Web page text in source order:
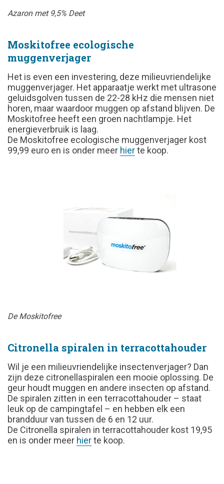
Azaron met 9,5% Deet
Moskitofree ecologische
muggenverjager
Het is even een investering, deze milieuvriendelijke
muggenverjager. Het apparaatje werkt met ultrasone
geluidsgolven tussen de 22-28 kHz die mensen niet
horen, maar waardoor muggen op afstand blijven. De
Moskitofree heeft een groen nachtlampje. Het
energieverbruik is laag.
De Moskitofree ecologische muggenverjager kost
99,99 euro en is onder meer hierte koop.
De Moskitofree
Citronella spiralen in terracottahouder
Wil je een milieuvriendelijke insectenverjager? Dan
zijn deze citronellaspiralen een mooie oplossing. De
geur houdt muggen en andere insecten op afstand.
De spiralen zitten in een terracottahouder – staat
leuk op de campingtafel – en hebben elk een
brandduur van tussen de 6 en 12 uur.
De Citronella spiralen in terracottahouder kost 19,95
en is onder meer hierte koop.